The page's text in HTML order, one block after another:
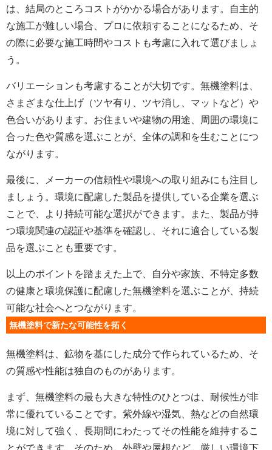
は、結局のところコストがかかる場合があります。自主的
な施工が難しい場合、プロに依頼することになるため、そ
の際に必要な施工時間やコストも考慮に入れて選びましょ
う。
バリエーションも考慮することが大切です。無機塗料は、
さまざまな仕上げ（ツヤ有り、ツヤ消し、マットなど）や
色合いがあります。お住まいや建物の用途、周囲の環境に
合った色や質感を選ぶことが、全体の調和を生むことにつ
ながります。
最後に、メーカーの信頼性や環境への取り組みにも注目し
ましょう。環境に配慮した製品を提供している企業を選ぶ
ことで、より持続可能な選択ができます。また、製品が持
つ環境関連の認証や基準を確認し、それに適合している製
品を選ぶことも重要です。
以上のポイントを踏まえた上で、自分や家族、不特定多数
の健康と環境保護に配慮した無機塗料を選ぶことが、持続
可能な社会へとつながります。
無機塗料で新たな可能性を拓く
無機塗料は、鉱物を基にした成分で作られているため、そ
の質感や性能は独自のものがあります。
まず、無機塗料の最も大きな特性のひとつは、耐候性が非
常に優れていることです。紫外線や湿気、熱などの自然環
境に対して強く、長期間にわたってその性能を維持するこ
とができます。そのため、外壁や屋根など、厳しい環境下